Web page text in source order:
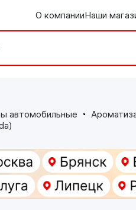
О компанииНаши
автомобильные